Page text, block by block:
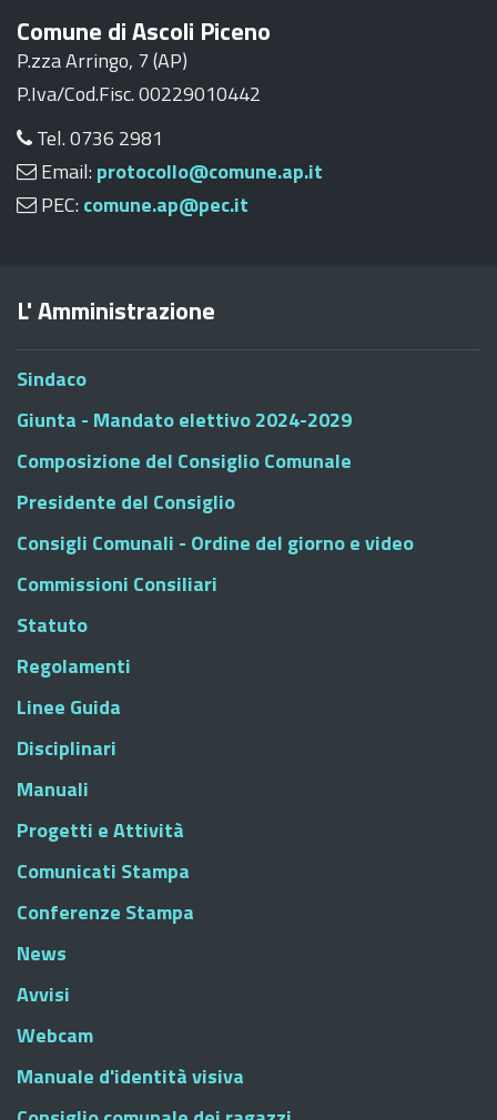
Comune di Ascoli Piceno
P.zza Arringo, 7 (AP)
P.Iva/Cod.Fisc. 00229010442
Tel. 0736 2981
Email: protocollo@comune.ap.it
PEC: comune.ap@pec.it
L' Amministrazione
Sindaco
Giunta - Mandato elettivo 2024-2029
Composizione del Consiglio Comunale
Presidente del Consiglio
Consigli Comunali - Ordine del giorno e video
Commissioni Consiliari
Statuto
Regolamenti
Linee Guida
Disciplinari
Manuali
Progetti e Attività
Comunicati Stampa
Conferenze Stampa
News
Avvisi
Webcam
Manuale d'identità visiva